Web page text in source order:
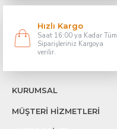
Hızlı Kargo
Saat 16:00 ya Kadar Tüm
Siparişleriniz Kargoya
verilir.
KURUMSAL
MÜŞTERİ HİZMETLERİ